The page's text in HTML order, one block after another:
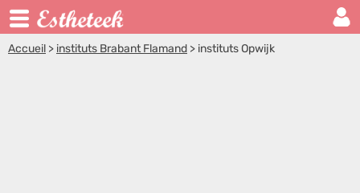
Accueil > instituts Brabant Flamand > instituts Opwijk